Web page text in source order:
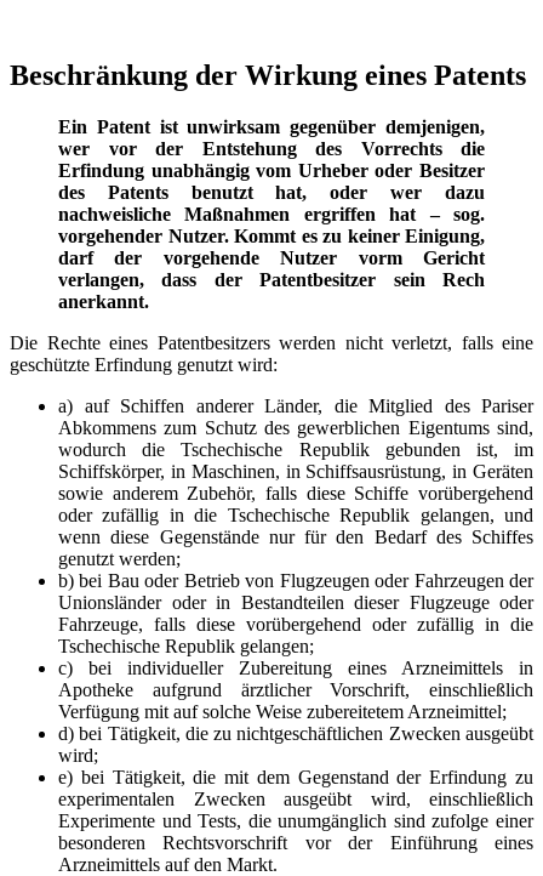
Beschränkung der Wirkung eines Patents
Ein Patent ist unwirksam gegenüber demjenigen,
wer vor der Entstehung des Vorrechts die
Erfindung unabhängig vom Urheber oder Besitzer
des Patents benutzt hat, oder wer dazu
nachweisliche Maßnahmen ergriffen hat – sog.
vorgehender Nutzer. Kommt es zu keiner Einigung,
darf der vorgehende Nutzer vorm Gericht
verlangen, dass der Patentbesitzer sein Rech
anerkannt.
Die Rechte eines Patentbesitzers werden nicht verletzt, falls eine
geschützte Erfindung genutzt wird:
a) auf Schiffen anderer Länder, die Mitglied des Pariser
Abkommens zum Schutz des gewerblichen Eigentums sind,
wodurch die Tschechische Republik gebunden ist, im
Schiffskörper, in Maschinen, in Schiffsausrüstung, in Geräten
sowie anderem Zubehör, falls diese Schiffe vorübergehend
oder zufällig in die Tschechische Republik gelangen, und
wenn diese Gegenstände nur für den Bedarf des Schiffes
genutzt werden;
b) bei Bau oder Betrieb von Flugzeugen oder Fahrzeugen der
Unionsländer oder in Bestandteilen dieser Flugzeuge oder
Fahrzeuge, falls diese vorübergehend oder zufällig in die
Tschechische Republik gelangen;
c) bei individueller Zubereitung eines Arzneimittels in
Apotheke aufgrund ärztlicher Vorschrift, einschließlich
Verfügung mit auf solche Weise zubereitetem Arzneimittel;
d) bei Tätigkeit, die zu nichtgeschäftlichen Zwecken ausgeübt
wird;
e) bei Tätigkeit, die mit dem Gegenstand der Erfindung zu
experimentalen Zwecken ausgeübt wird, einschließlich
Experimente und Tests, die unumgänglich sind zufolge einer
besonderen Rechtsvorschrift vor der Einführung eines
Arzneimittels auf den Markt.